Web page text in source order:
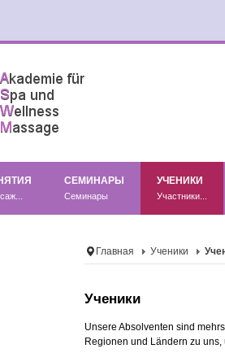
СЕМИНАРЫ
Семинары
УЧЕНИКИ
Участники...
Главная Ученики
Ученики
Unsere Absolventen sind
Regionen und Ländern zu